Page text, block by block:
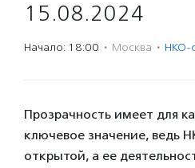
15.08.2024
Начало: 18:00 · Москва · НКО-
Прозрачность имеет для
ключевое значение, ведь
открытой, а ее